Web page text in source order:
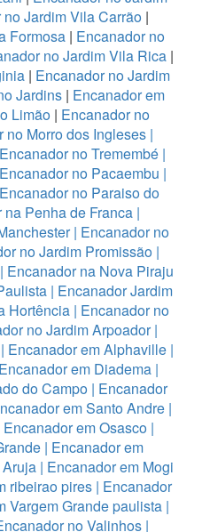
no Jardim Vila Carrão |
Formosa| Encanador no
no Jardim Vila Rica|
| Encanador no Jardim
Jardins | Encanador em
Limão | Encanador no
no Morro dos Ingleses |
Encanador no Tremembé|
Encanador no Pacaembu |
Encanador no Paraiso do
na Penha de Franca |
| Encanador no
no Jardim Promissão |
| Encanador na Nova Piraju
| Encanador Jardim
Hortência| Encanador no
no Jardim Arpoador|
| Encanador em Alphaville |
Encanador em Diadema|
do Campo | Encanador
em Santo Andre |
Encanador em Osasco |
| Encanador em
| Encanador em Mogi
ribeirao pires | Encanador
Vargem Grande paulista |
no Valinhos |